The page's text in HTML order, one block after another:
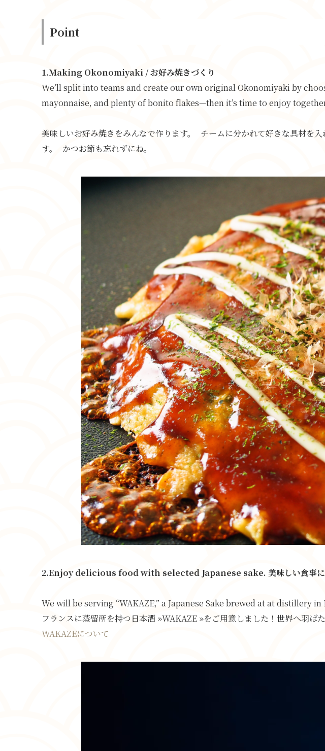
Point
1.Making Okonomiyaki / お好み焼きづくり
We’ll split into teams and create our own original Okonomiyaki by
mayonnaise, and plenty of bonito flakes—then it’s time to enjoy
美味しいお好み焼きをみんなで作ります。 チームに分かれて好きな具材を
す。 かつお節も忘れずにね。
2.Enjoy delicious food with selected Japanese sake. 美味しい食事に
We will be serving “WAKAZE,” a Japanese Sake brewed at at distillery in
フランスに蒸留所を持つ日本酒 »WAKAZE »をご用意しました！世界へ羽
WAKAZEについて